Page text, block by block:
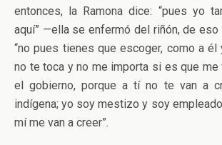
entonces, la Ramona dice: “pues yo
aquí” —ella se enfermó del riñón, de
“no pues tienes que escoger, como a
no te toca y no me importa si es que me
el gobierno, porque a tí no te van a
indígena; yo soy mestizo y soy
mí me van a creer”.